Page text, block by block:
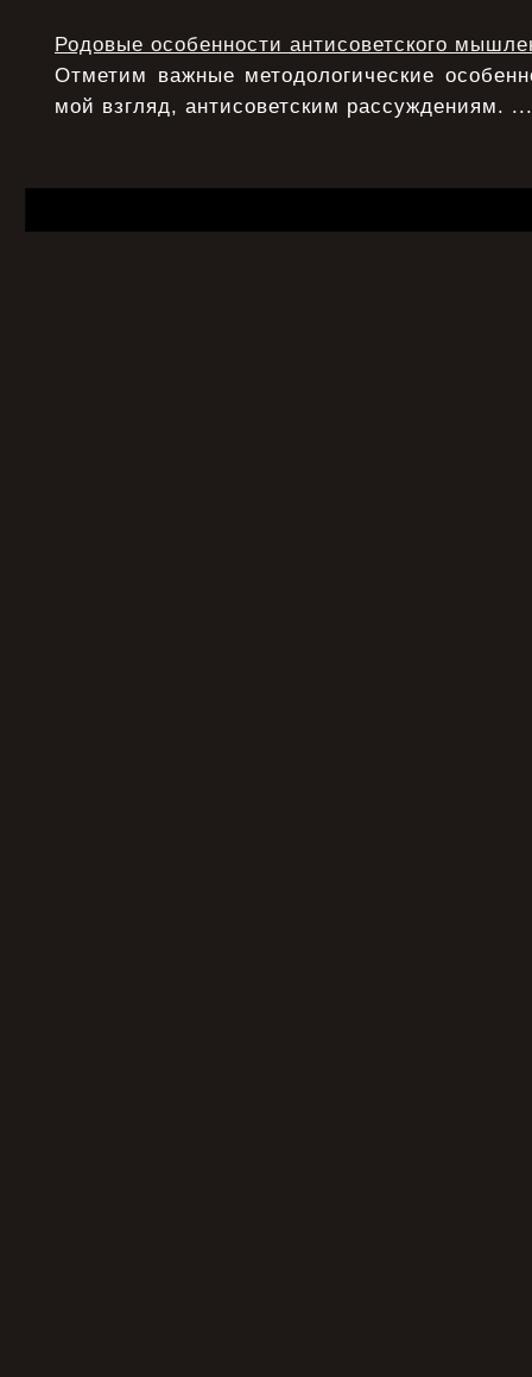
Родовые особенности антисоветского
Отметим важные методологические
мой взгляд, антисоветским рассуждениям. ...